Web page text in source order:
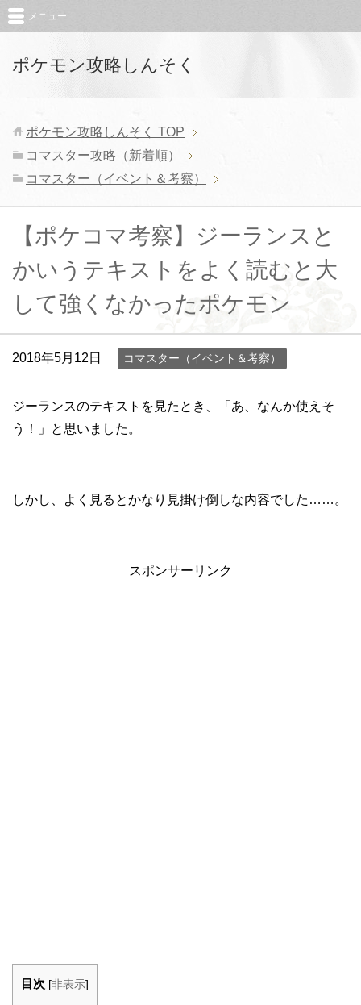
ポケモン攻略しんそく
メニュー
ポケモン攻略しんそく TOP
コマスター攻略（新着順）
コマスター（イベント＆考察）
【ポケコマ考察】ジーランスと
かいうテキストをよく読むと大
して強くなかったポケモン
2018年5月12日 コマスター（イベント＆考察）
ジーランスのテキストを見たとき、「あ、なんか使えそ
う！」と思いました。
しかし、よく見るとかなり見掛け倒しな内容でした……。
スポンサーリンク
目次 [非表示]